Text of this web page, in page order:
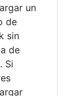
un
de
sin
de
Si